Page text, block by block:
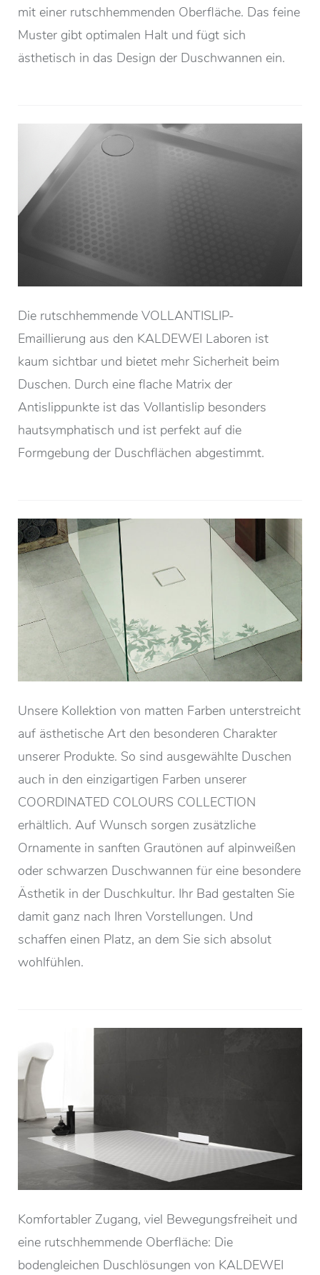
mit einer rutschhemmenden Oberfläche. Das feine
Muster gibt optimalen Halt und fügt sich
ästhetisch in das Design der Duschwannen ein.
Die rutschhemmende VOLLANTISLIP-
Emaillierung aus den KALDEWEI Laboren ist
kaum sichtbar und bietet mehr Sicherheit beim
Duschen. Durch eine flache Matrix der
Antislippunkte ist das Vollantislip besonders
hautsymphatisch und ist perfekt auf die
Formgebung der Duschflächen abgestimmt.
Unsere Kollektion von matten Farben unterstreicht
auf ästhetische Art den besonderen Charakter
unserer Produkte. So sind ausgewählte Duschen
auch in den einzigartigen Farben unserer
COORDINATED COLOURS COLLECTION
erhältlich. Auf Wunsch sorgen zusätzliche
Ornamente in sanften Grautönen auf alpinweißen
oder schwarzen Duschwannen für eine besondere
Ästhetik in der Duschkultur. Ihr Bad gestalten Sie
damit ganz nach Ihren Vorstellungen. Und
schaffen einen Platz, an dem Sie sich absolut
wohlfühlen.
Komfortabler Zugang, viel Bewegungsfreiheit und
eine rutschhemmende Oberfläche: Die
bodengleichen Duschlösungen von KALDEWEI